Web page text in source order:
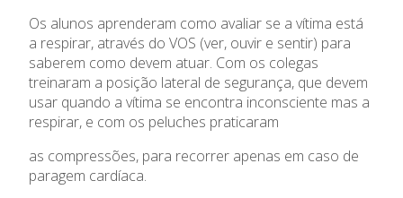
O Colégio
Oferta Formativa
Ensino Profissional
Ano Letivo
Os alunos aprenderam como avaliar se a vítima está
a respirar, através do VOS (ver, ouvir e sentir) para
saberem como devem atuar. Com os colegas
treinaram a posição lateral de segurança, que devem
usar quando a vítima se encontra inconsciente mas a
respirar, e com os peluches praticaram
as compressões, para recorrer apenas em caso de
paragem cardíaca.